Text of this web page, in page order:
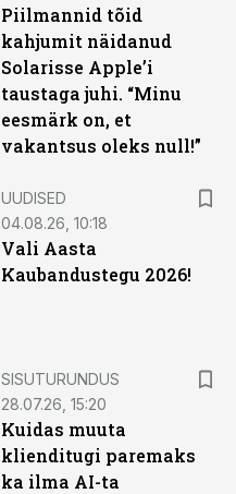
Piilmannid tõid
kahjumit näidanud
Solarisse Apple’i
taustaga juhi. “Minu
eesmärk on, et
vakantsus oleks null!”
UUDISED
04.08.26, 10:18
Vali Aasta
Kaubandustegu 2026!
SISUTURUNDUS
28.07.26, 15:20
Kuidas muuta
klienditugi paremaks
ka ilma AI-ta